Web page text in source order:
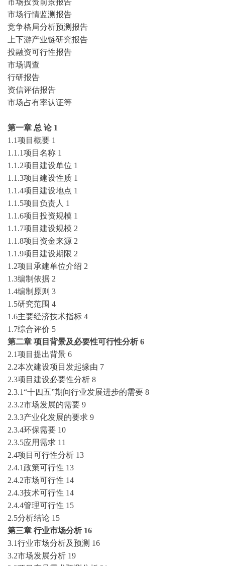
市场投资前景报告
市场行情监测报告
竞争格局分析预测报告
上下游产业链研究报告
投融资可行性报告
市场调查
行研报告
资信评估报告
市场占有率认证等
第一章 总 论 1
1.1项目概要 1
1.1.1项目名称 1
1.1.2项目建设单位 1
1.1.3项目建设性质 1
1.1.4项目建设地点 1
1.1.5项目负责人 1
1.1.6项目投资规模 1
1.1.7项目建设规模 2
1.1.8项目资金来源 2
1.1.9项目建设期限 2
1.2项目承建单位介绍 2
1.3编制依据 2
1.4编制原则 3
1.5研究范围 4
1.6主要经济技术指标 4
1.7综合评价 5
第二章 项目背景及必要性可行性分析 6
2.1项目提出背景 6
2.2本次建设项目发起缘由 7
2.3项目建设必要性分析 8
2.3.1“十四五”期间行业发展进步的需要 8
2.3.2市场发展的需要 9
2.3.3产业化发展的要求 9
2.3.4环保需要 10
2.3.5应用需求 11
2.4项目可行性分析 13
2.4.1政策可行性 13
2.4.2市场可行性 14
2.4.3技术可行性 14
2.4.4管理可行性 15
2.5分析结论 15
第三章 行业市场分析 16
3.1行业市场分析及预测 16
3.2市场发展分析 19